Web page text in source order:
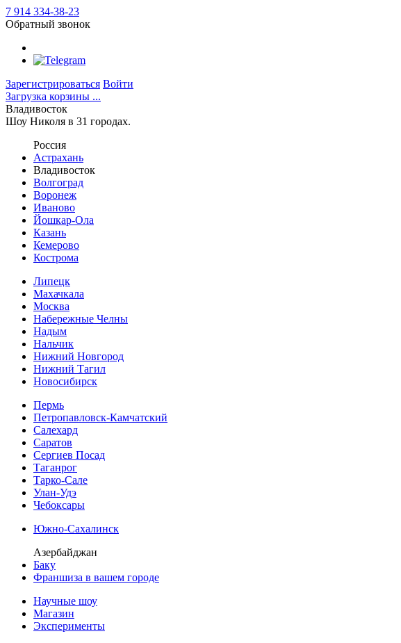
7 914 334-38-23
Обратный звонок
Зарегистрироваться Войти
Загрузка корзины ...
Владивосток
Шоу Николя в 31 городах.
Россия
Астрахань
Владивосток
Волгоград
Воронеж
Иваново
Йошкар-Ола
Казань
Кемерово
Кострома
Липецк
Махачкала
Москва
Набережные Челны
Надым
Нальчик
Нижний Новгород
Нижний Тагил
Новосибирск
Пермь
Петропавловск-Камчатский
Салехард
Саратов
Сергиев Посад
Таганрог
Тарко-Сале
Улан-Удэ
Чебоксары
Южно-Сахалинск
Азербайджан
Баку
Франшиза в вашем городе
Научные шоу
Магазин
Эксперименты